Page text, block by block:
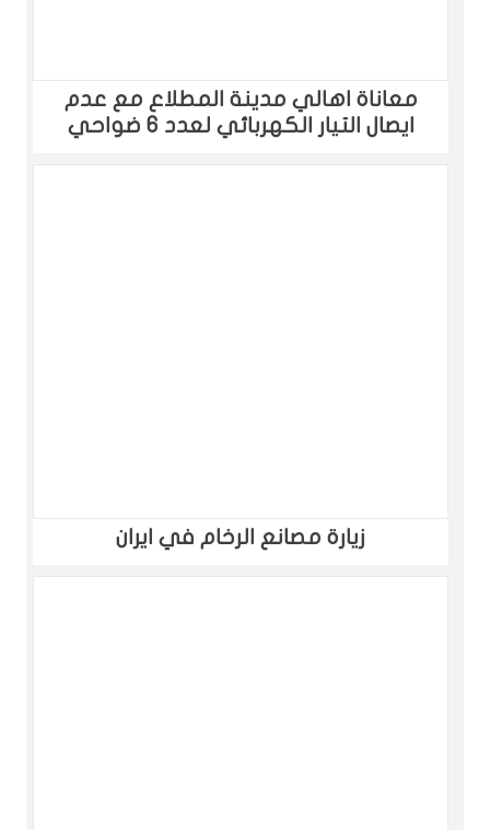
معاناة اهالي مدينة المطلاع مع عدم
ايصال التيار الكهربائي لعدد 6 ضواحي
زيارة مصانع الرخام في ايران